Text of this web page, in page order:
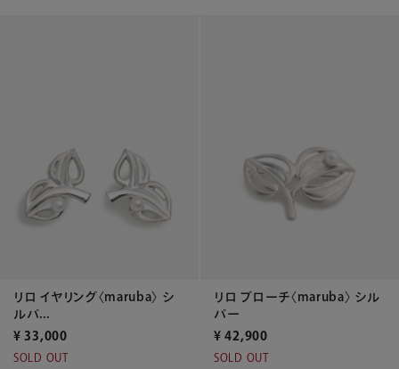
リロ イヤリング〈maruba〉 シ
ルバ...
¥ 33,000
SOLD OUT
リロ ブローチ〈maruba〉 シル
バー
¥ 42,900
SOLD OUT